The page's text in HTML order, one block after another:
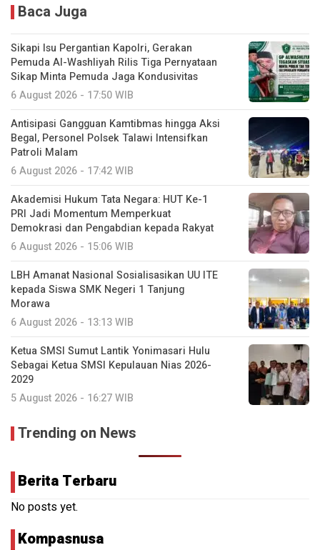
Baca Juga
Sikapi Isu Pergantian Kapolri, Gerakan
Pemuda Al-Washliyah Rilis Tiga Pernyataan
Sikap Minta Pemuda Jaga Kondusivitas
6 August 2026 - 17:50 WIB
Antisipasi Gangguan Kamtibmas hingga Aksi
Begal, Personel Polsek Talawi Intensifkan
Patroli Malam
6 August 2026 - 17:42 WIB
Akademisi Hukum Tata Negara: HUT Ke-1
PRI Jadi Momentum Memperkuat
Demokrasi dan Pengabdian kepada Rakyat
6 August 2026 - 15:06 WIB
LBH Amanat Nasional Sosialisasikan UU ITE
kepada Siswa SMK Negeri 1 Tanjung
Morawa
6 August 2026 - 13:13 WIB
Ketua SMSI Sumut Lantik Yonimasari Hulu
Sebagai Ketua SMSI Kepulauan Nias 2026-
2029
5 August 2026 - 16:27 WIB
Trending on News
Berita Terbaru
No posts yet.
Kompasnusa